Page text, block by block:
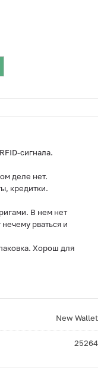
сигнала.
деле нет.
кредитки.
В нем нет
рваться и
Хорош для
New Wallet
25264